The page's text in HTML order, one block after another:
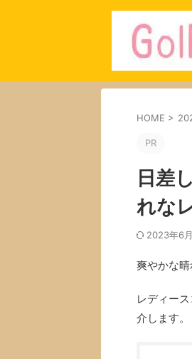
HOME >
PR
日差
れな
2023年6
爽やかな
レディー
介します。